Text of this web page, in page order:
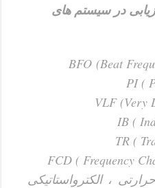
در سیستم های
(Beat
، الکترواستاتیکی